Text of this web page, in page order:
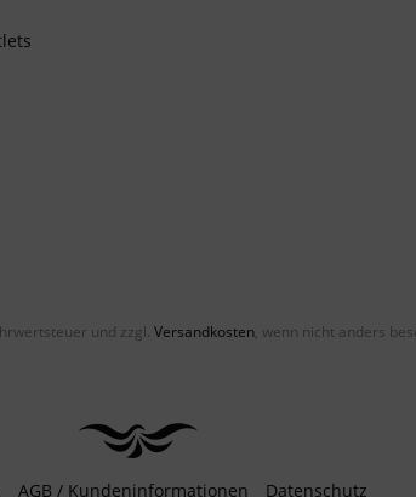
und zzgl. Versandkosten, wenn nicht anders
AGB / Kundeninformationen Datenschutz